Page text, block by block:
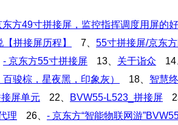
东方49寸拼接屏，监控指挥调度用屏的
拼接屏历程】 7、 55寸拼接屏/京东
- 京东方55寸拼接屏 13、 关于诣众 14
骏棕，星夜黑，印象灰） 18、 智慧
屏单元 22、 BVW55-L523_拼接屏
理 26、 - 京东方“智能物联网游